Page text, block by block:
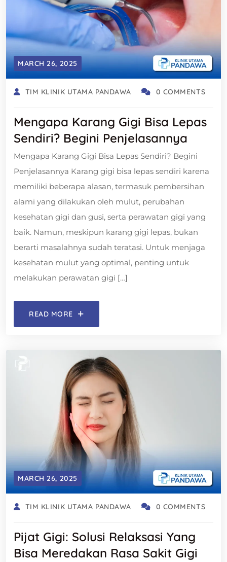
MARCH 26, 2025
TIM KLINIK UTAMA PANDAWA 0 COMMENTS
Mengapa Karang Gigi Bisa Lepas
Sendiri? Begini Penjelasannya
Mengapa Karang Gigi Bisa Lepas Sendiri? Begini
Penjelasannya Karang gigi bisa lepas sendiri karena
memiliki beberapa alasan, termasuk pembersihan
alami yang dilakukan oleh mulut, perubahan
kesehatan gigi dan gusi, serta perawatan gigi yang
baik. Namun, meskipun karang gigi lepas, bukan
berarti masalahnya sudah teratasi. Untuk menjaga
kesehatan mulut yang optimal, penting untuk
melakukan perawatan gigi […]
READ MORE
MARCH 26, 2025
TIM KLINIK UTAMA PANDAWA 0 COMMENTS
Pijat Gigi: Solusi Relaksasi Yang
Bisa Meredakan Rasa Sakit Gigi